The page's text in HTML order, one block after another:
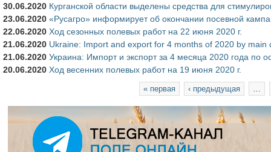
30.06.2020 Курганской области выделены средства для
23.06.2020 «Русагро» информирует об окончании посевной
22.06.2020 Ход сезонных полевых работ на 22 июня 2020 г.
21.06.2020 Ukraine: Import and export for 4 months of 2020 by main
21.06.2020 Украина: Импорт и экспорт за 4 месяца 2020 года по
20.06.2020 Ход весенних полевых работ на 19 июня 2020 г.
« первая ‹ предыдущая